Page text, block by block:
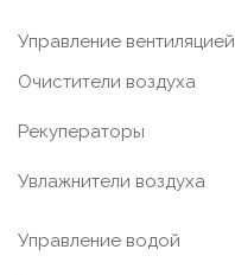
Управление вентиляцией
Очистители воздуха
Рекуператоры
Увлажнители воздуха
Управление водой